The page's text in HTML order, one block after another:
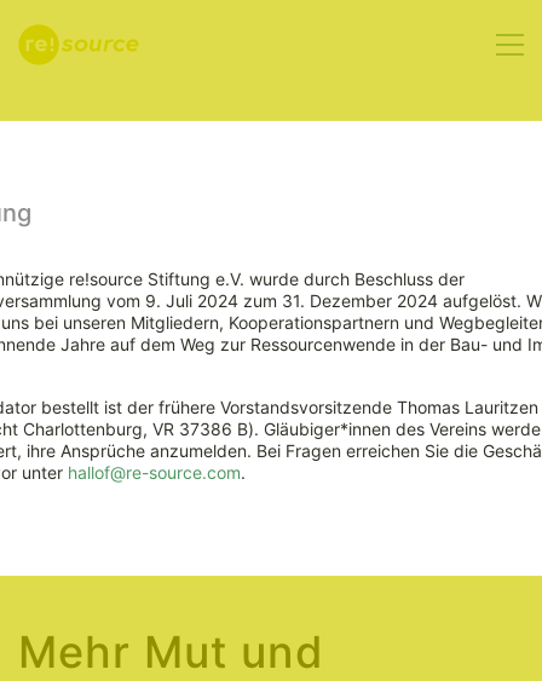
Mehr Mut und
re!source Stiftung e.V. wurde durch Beschluss der
vom 9. Juli 2024 zum 31. Dezember 2024 aufgelöst.
bei unseren Mitgliedern, Kooperationspartnern und
Jahre auf dem Weg zur Ressourcenwende in der Bau- und
bestellt ist der frühere Vorstandsvorsitzende Thomas Lauritzen
Charlottenburg, VR 37386 B). Gläubiger*innen des Vereins
ihre Ansprüche anzumelden. Bei Fragen erreichen Sie die
unter hallof@re-source.com.